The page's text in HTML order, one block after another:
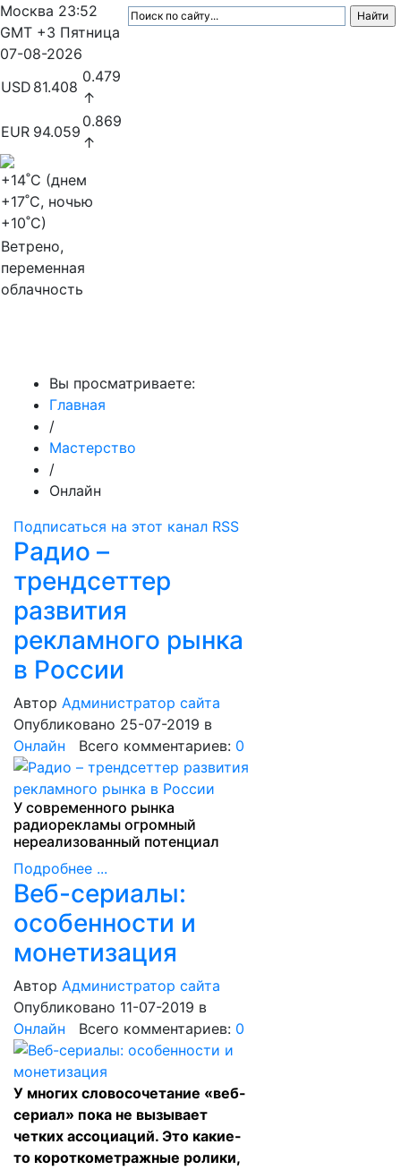
Москва 23:52
GMT +3 Пятница
07-08-2026
USD 81.408
0.479
↑
EUR 94.059
0.869
↑
+14˚C (днем
+17˚C, ночью
+10˚C)
Ветрено,
переменная
облачность
Вы просматриваете:
Главная
/
Мастерство
/
Онлайн
Подписаться на этот канал RSS
Радио –
трендсеттер
развития
рекламного рынка
в России
Автор Администратор сайта
Опубликовано 25-07-2019 в
Онлайн Всего комментариев: 0
У современного рынка
радиорекламы огромный
нереализованный потенциал
Подробнее ...
Веб-сериалы:
особенности и
монетизация
Автор Администратор сайта
Опубликовано 11-07-2019 в
Онлайн Всего комментариев: 0
У многих словосочетание «веб-
сериал» пока не вызывает
четких ассоциаций. Это какие-
то короткометражные ролики,